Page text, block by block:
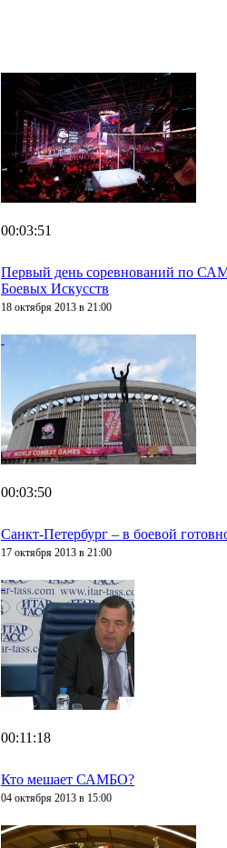
00:03:51
Первый день соревнований по
Боевых Искусств
18 октября 2013 в 21:00
00:03:50
Санкт-Петербург – в боевой
17 октября 2013 в 21:00
00:11:18
Кто мешает САМБО?
04 октября 2013 в 15:00